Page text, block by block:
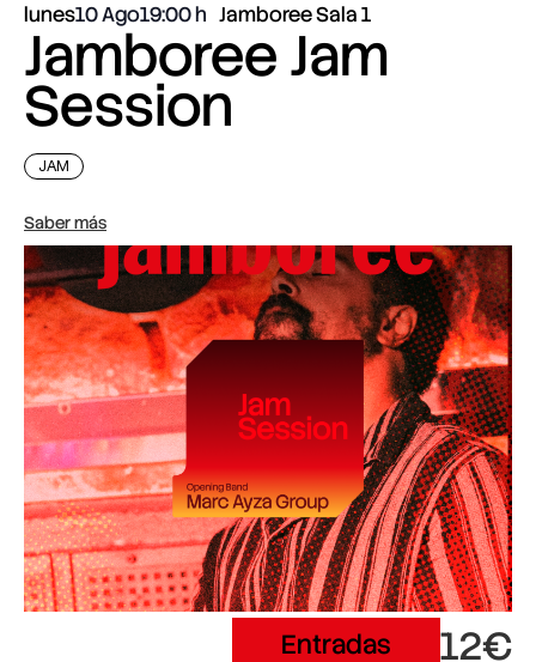
lunes10 Ago19:00 Jamboree Sala 1
Jamboree Jam
Session
JAM
Saber más
Entradas 12€